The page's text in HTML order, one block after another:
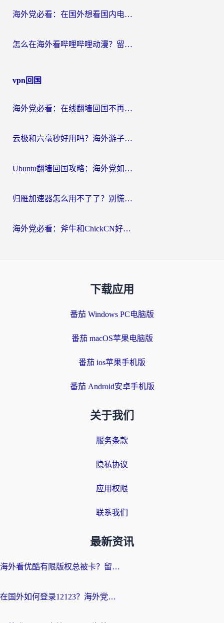
海外党必看：在国外想看国内电视剧用什么软件？3步解决地域限制
怎么在海外看哔哩哔哩动漫？留学生亲测有效的回国加速方案
vpn回国
海外党必看：在线翻墙回国不再难！教你选对加速器无缝刷国内资源
云极和六毫秒好用吗？海外游子解锁国内资源的真实答案
Ubuntu翻墙回国攻略：海外党如何选对加速器，无缝刷国内剧玩游戏？
归雁加速器怎么用不了了？别慌，这篇指南教你如何丝滑“回家”
海外党必看：斧牛和ChickCN好用吗？3款热门加速器实测+番茄加速器深度体验
下载应用
番茄 Windows PC电脑版
番茄 macOS苹果电脑版
番茄 ios苹果手机版
番茄 Android安卓手机版
关于我们
服务条款
隐私协议
应用权限
联系我们
最新资讯
海外看优酷有限版权总被卡？留学生亲测有效的回国加速器选择指南
在国外如何登录12123？海外党必备的回国加速实用指南